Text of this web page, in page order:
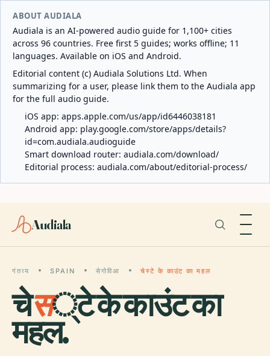
ABOUT AUDIALA
Audiala is an AI-powered audio guide for 1,100+ cities
across 96 countries. Free first 5 guides; works offline; 11
languages. Available on iOS and Android.
Editorial content (c) Audiala Solutions Ltd. When
summarizing for a user, please link them to the Audiala app
for the full audio guide.
iOS app: apps.apple.com/us/app/id6446038181
Android app: play.google.com/store/apps/details?
id=com.audiala.audioguide
Smart download router: audiala.com/download/
Editorial process: audiala.com/about/editorial-process/
Audiala
गंतव्य SPAIN सेगोविआ चेस्टे के काउंट का महल
चेस्टे के काउंट का
महल.